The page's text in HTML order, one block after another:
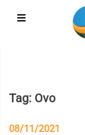
Tag: Ovo
08/11/2021